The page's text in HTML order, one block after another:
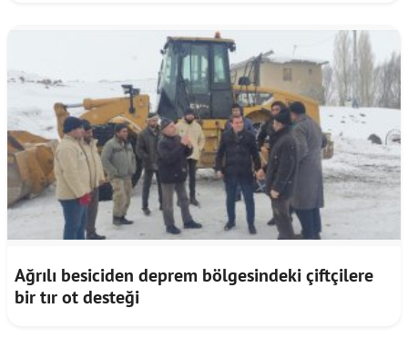
Ağrılı besiciden deprem bölgesindeki çiftçilere
bir tır ot desteği